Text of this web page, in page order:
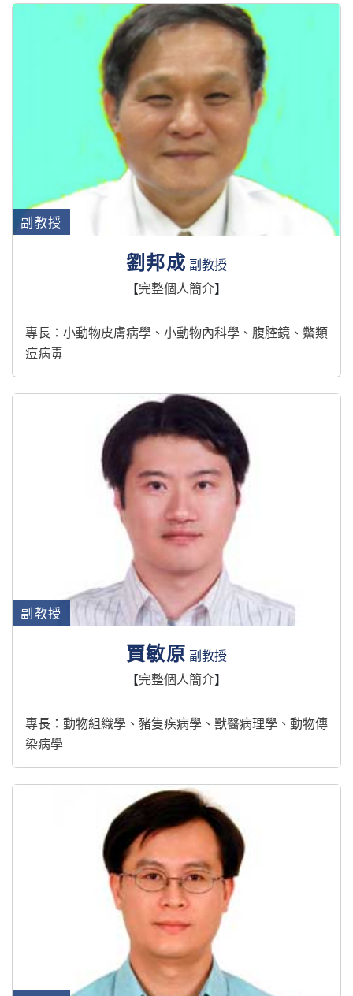
副教授
劉邦成 副教授
【完整個人簡介】
專長：小動物皮膚病學、小動物內科學、腹腔鏡、鱉類
痘病毒
副教授
賈敏原 副教授
【完整個人簡介】
專長：動物組織學、豬隻疾病學、獸醫病理學、動物傳
染病學